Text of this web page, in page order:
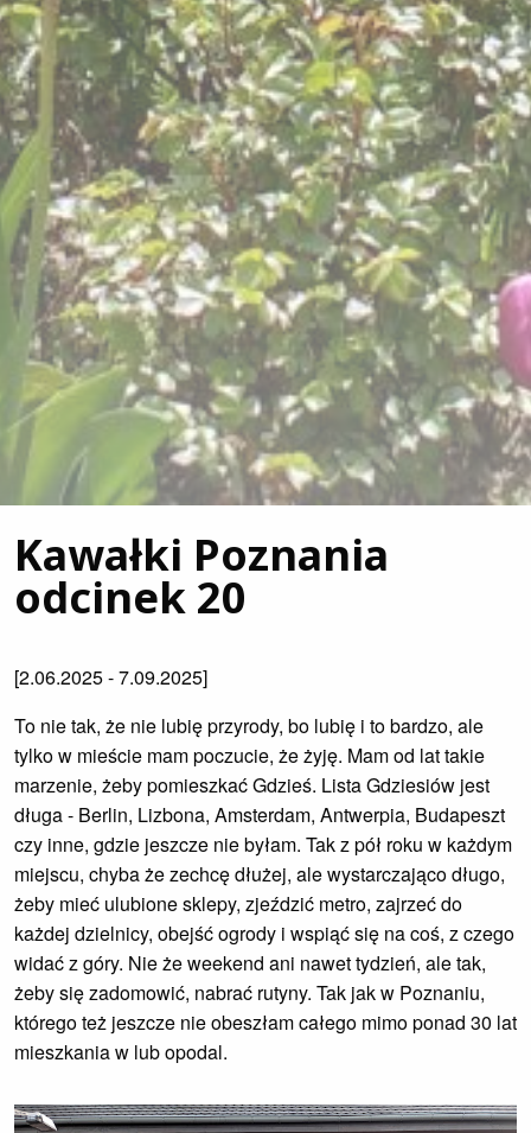
Kawałki Poznania
odcinek 20
[2.06.2025 - 7.09.2025]
To nie tak, że nie lubię przyrody, bo lubię i to bardzo, ale
tylko w mieście mam poczucie, że żyję. Mam od lat takie
marzenie, żeby pomieszkać Gdzieś. Lista Gdziesiów jest
długa - Berlin, Lizbona, Amsterdam, Antwerpia, Budapeszt
czy inne, gdzie jeszcze nie byłam. Tak z pół roku w każdym
miejscu, chyba że zechcę dłużej, ale wystarczająco długo,
żeby mieć ulubione sklepy, zjeździć metro, zajrzeć do
każdej dzielnicy, obejść ogrody i wspiąć się na coś, z czego
widać z góry. Nie że weekend ani nawet tydzień, ale tak,
żeby się zadomowić, nabrać rutyny. Tak jak w Poznaniu,
którego też jeszcze nie obeszłam całego mimo ponad 30 lat
mieszkania w lub opodal.